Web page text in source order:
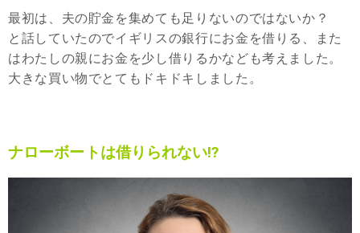
最初は、夫の貯金を集めても足りないのではないか？
と話していたのでイギリスの銀行にお金を借りる、また
はわたしの親にお金を少し借りるかなども考えました。
大きな買い物でとてもドキドキしました。
ナローボートは借りられない⁉︎